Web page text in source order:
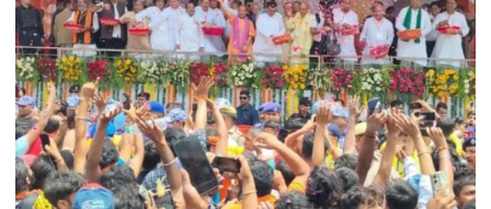
का
तांडव,
20
हजार
लोग
बेघर;
‘जैसे
बम
फटा